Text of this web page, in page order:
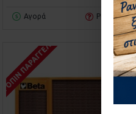
Αγορά Ρωτήστε
ΚΑΤΌΠΙΝ ΠΑΡΑΓΓΕΛΊΑΣ